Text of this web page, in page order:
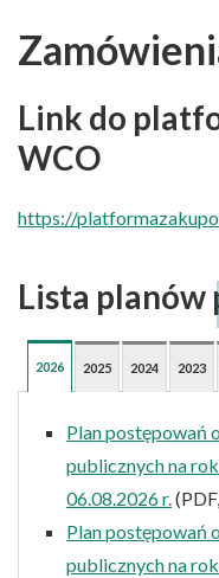
Link do
WCO
https://
Lista planów
2026 2025 2024 2023
Plan postępowań
publicznych na
06.08.2026 r.
Plan postępowań
publicznych na